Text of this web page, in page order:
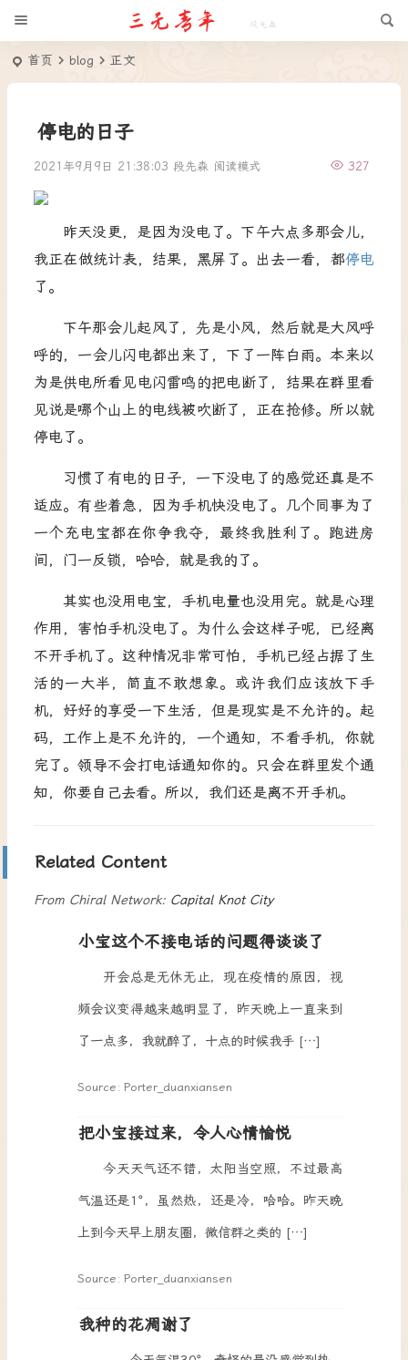
首页 blog 正文
停电的日子
2021年9月9日 21:38:03 段先森 327
阅读模式
昨天没更，是因为没电了。下午六点多那会儿，
我正在做统计表，结果，黑屏了。出去一看，都停电
了。
下午那会儿起风了，先是小风，然后就是大风呼
呼的，一会儿闪电都出来了，下了一阵白雨。本来以
为是供电所看见电闪雷鸣的把电断了，结果在群里看
见说是哪个山上的电线被吹断了，正在抢修。所以就
停电了。
习惯了有电的日子，一下没电了的感觉还真是不
适应。有些着急，因为手机快没电了。几个同事为了
一个充电宝都在你争我夺，最终我胜利了。跑进房
间，门一反锁，哈哈，就是我的了。
其实也没用电宝，手机电量也没用完。就是心理
作用，害怕手机没电了。为什么会这样子呢，已经离
不开手机了。这种情况非常可怕，手机已经占据了生
活的一大半，简直不敢想象。或许我们应该放下手
机，好好的享受一下生活，但是现实是不允许的。起
码，工作上是不允许的，一个通知，不看手机，你就
完了。领导不会打电话通知你的。只会在群里发个通
知，你要自己去看。所以，我们还是离不开手机。
Related Content
From Chiral Network: Capital Knot City
小宝这个不接电话的问题得谈谈了
开会总是无休无止，现在疫情的原因，视
频会议变得越来越明显了，昨天晚上一直来到
了一点多，我就醉了，十点的时候我手 […]
Source: Porter_duanxiansen
把小宝接过来，令人心情愉悦
今天天气还不错，太阳当空照，不过最高
气温还是1°，虽然热，还是冷，哈哈。昨天晚
上到今天早上朋友圈，微信群之类的 […]
Source: Porter_duanxiansen
我种的花凋谢了